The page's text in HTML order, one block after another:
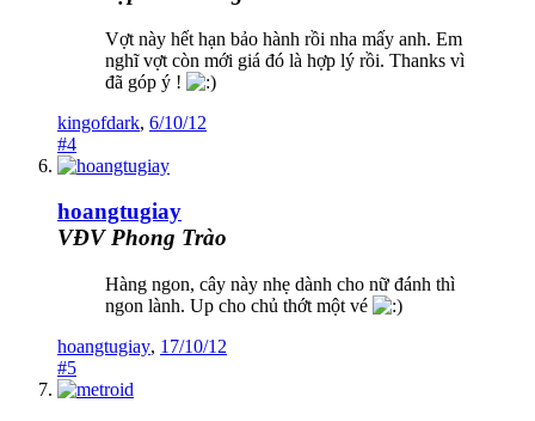
Vợt này hết hạn bảo hành rồi nha mấy anh. Em
nghĩ vợt còn mới giá đó là hợp lý rồi. Thanks vì
đã góp ý !
kingofdark, 6/10/12
#4
hoangtugiay
VĐV Phong Trào
Hàng ngon, cây này nhẹ dành cho nữ đánh thì
ngon lành. Up cho chủ thớt một vé
hoangtugiay, 17/10/12
#5